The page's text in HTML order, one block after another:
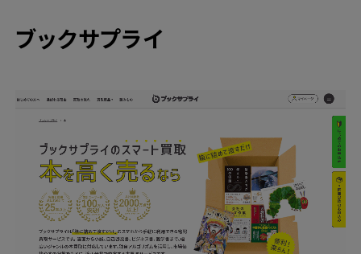
ブックサプライ